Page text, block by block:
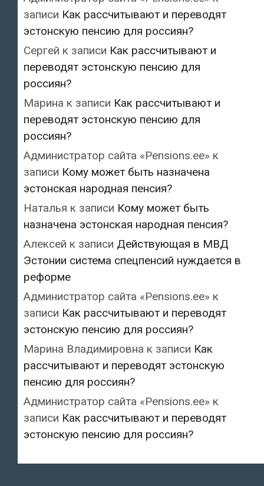
записи Как рассчитывают и переводят
эстонскую пенсию для россиян?
Сергей к записи Как рассчитывают и
переводят эстонскую пенсию для
россиян?
Марина к записи Как рассчитывают и
переводят эстонскую пенсию для
россиян?
Администратор сайта «Pensions.ee» к
записи Кому может быть назначена
эстонская народная пенсия?
Наталья к записи Кому может быть
назначена эстонская народная пенсия?
Алексей к записи Действующая в МВД
Эстонии система спецпенсий нуждается в
реформе
Администратор сайта «Pensions.ee» к
записи Как рассчитывают и переводят
эстонскую пенсию для россиян?
Марина Владимировна к записи Как
рассчитывают и переводят эстонскую
пенсию для россиян?
Администратор сайта «Pensions.ee» к
записи Как рассчитывают и переводят
эстонскую пенсию для россиян?